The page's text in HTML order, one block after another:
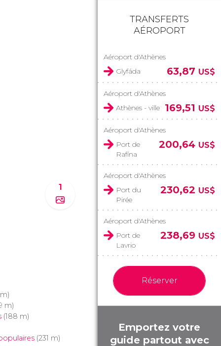
1
m)
(188 m)
(231 m)
TRANSFERTS
AÉROPORT
Aéroport d'Athènes
Glyfáda
63,87 US$
Aéroport d'Athènes
Athènes - ville
169,51 US$
Aéroport d'Athènes
Port de
Rafína
200,64 US$
Aéroport d'Athènes
Port du
Pirée
230,62 US$
Aéroport d'Athènes
Port de
Lavrio
238,69 US$
Réserver
Emportez votre
guide partout avec